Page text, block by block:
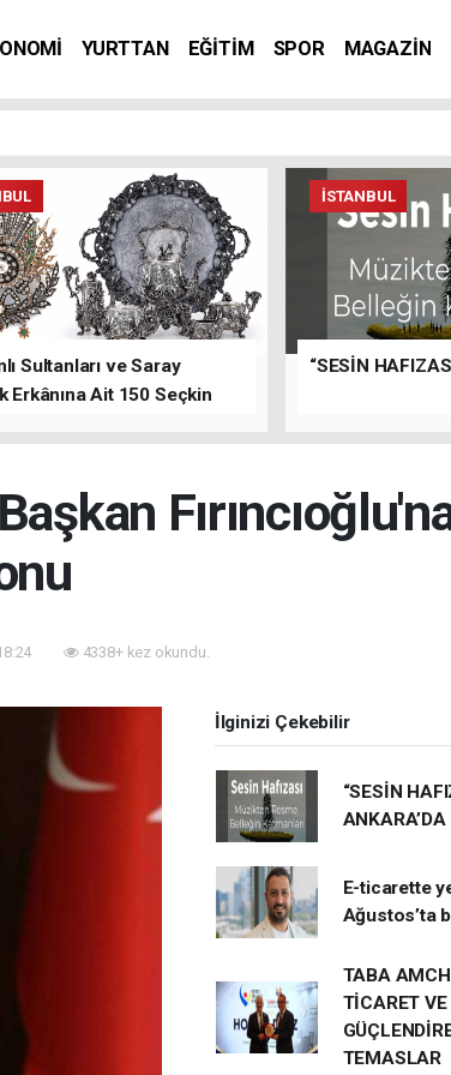
YURTTAN EĞİTİM SPOR MAGAZİN
Sultanları ve Saray
Erkânına Ait 150 Seçkin
İSTANBUL
“SESİN
4338+ kez okundu.
İlginizi Çekebilir
“SESİN
ANKARA’DA
E-ticarette
Ağustos’ta
TABA
TİCARET
TEMASLAR